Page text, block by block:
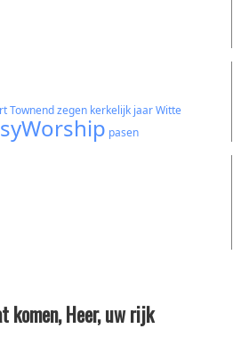
Townendzegen kerkelijk jaarWitte
pasen
komen, Heer, uw rijk